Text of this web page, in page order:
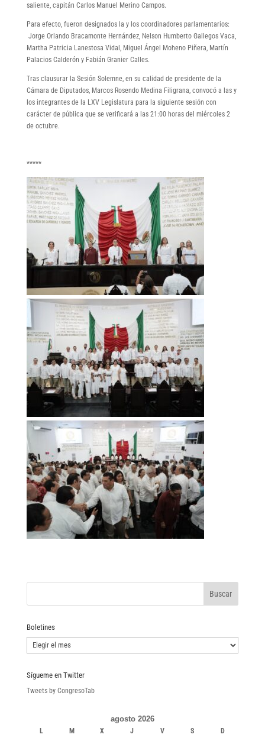
saliente, capitán Carlos Manuel Merino Campos.
Para efecto, fueron designados la y los coordinadores parlamentarios:
Jorge Orlando Bracamonte Hernández, Nelson Humberto Gallegos Vaca,
Martha Patricia Lanestosa Vidal, Miguel Ángel Moheno Piñera, Martín
Palacios Calderón y Fabián Granier Calles.
Tras clausurar la Sesión Solemne, en su calidad de presidente de la
Cámara de Diputados, Marcos Rosendo Medina Filigrana, convocó a las y
los integrantes de la LXV Legislatura para la siguiente sesión con
carácter de pública que se verificará a las 21:00 horas del miércoles 2
de octubre.
*****
Boletines
Boletines
Sígueme en Twitter
Tweets by CongresoTab
agosto 2026
L M X J V S
D